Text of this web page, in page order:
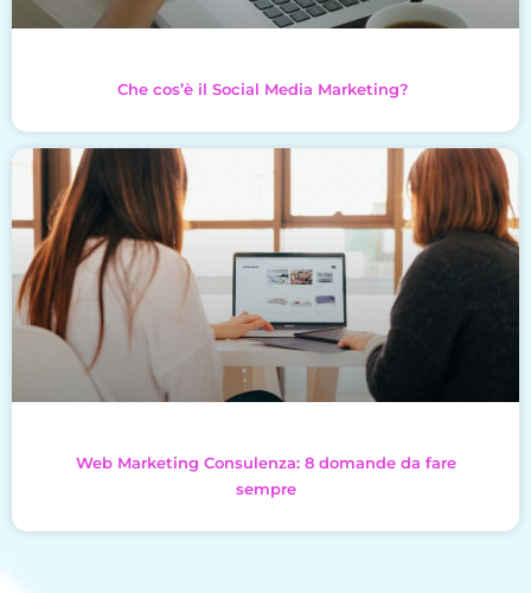
Che cos’è il Social Media Marketing?
Web Marketing Consulenza: 8 domande da fare
sempre